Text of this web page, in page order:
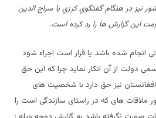
نيز در هنگام گفتگوي کرزي با سراج الدين
اين گزارش ها را رد کرده است.
انجام شده باشد یا قرار است اجراء شود
دولت از آن انکار نماید چرا که این حق
نیز حق دارد با شخصیت های
ملاقات های که در راستای سازندگی است را